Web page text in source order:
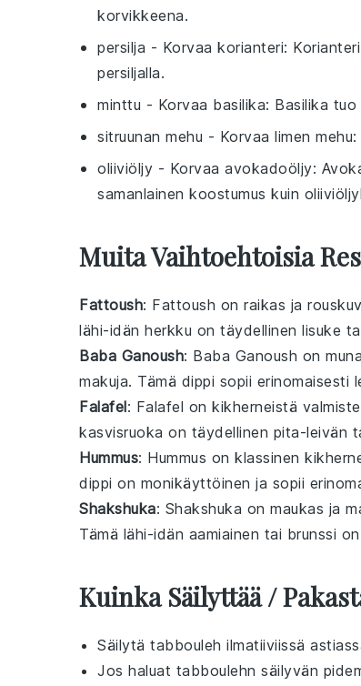
korvikkeena.
persilja - Korvaa korianteri:
persiljalla.
minttu - Korvaa basilika: Basilika
sitruunan mehu - Korvaa limen mehu:
oliiviöljy - Korvaa avokadoöljy:
samanlainen koostumus kuin
Muita Vaihtoehtoisia
Fattoush: Fattoush on raikas ja
lähi-idän herkku on täydellinen lisuke
Baba Ganoush: Baba Ganoush on
makuja. Tämä dippi sopii erinomaisesti
Falafel: Falafel on kikherneistä
kasvisruoka on täydellinen pita-leivän
Hummus: Hummus on klassinen
dippi on monikäyttöinen ja sopii
Shakshuka: Shakshuka on maukas ja
Tämä lähi-idän aamiainen tai brunssi
Kuinka Säilyttää /
Säilytä tabbouleh ilmatiiviissä
Jos haluat tabboulehn säilyvän